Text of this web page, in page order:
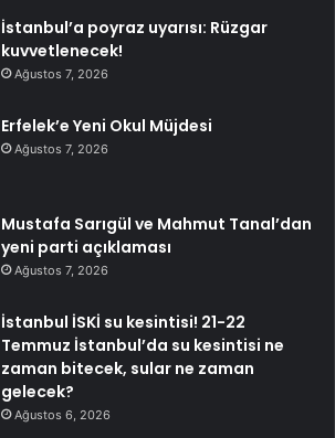
İstanbul’a poyraz uyarısı: Rüzgar
kuvvetlenecek!
Ağustos 7, 2026
Erfelek’e Yeni Okul Müjdesi
Ağustos 7, 2026
Mustafa Sarıgül ve Mahmut Tanal’dan
yeni parti açıklaması
Ağustos 7, 2026
İstanbul İSKİ su kesintisi! 21-22
Temmuz İstanbul’da su kesintisi ne
zaman bitecek, sular ne zaman
gelecek?
Ağustos 6, 2026